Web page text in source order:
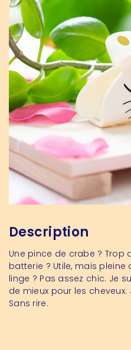
Description
Une pince de crabe ? Trop
batterie ? Utile, mais
linge ? Pas assez chic. Je
de mieux pour les cheveux.
Sans rire.